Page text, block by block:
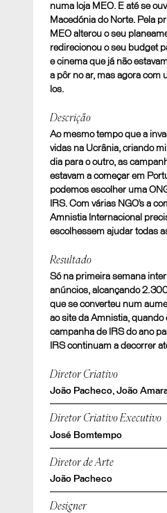
numa loja MEO. E até se
Macedónia do Norte. Pela
MEO alterou o seu
redirecionou o seu budget
e cinema que já não
a pôr no ar, mas agora com
los.
Descrição
Ao mesmo tempo que a
vidas na Ucrânia, criando
dia para o outro, as
estavam a começar em
podemos escolher uma
IRS. Com várias NGO’s a
Amnistia Internacional
escolhessem ajudar todas
Resultado
Só na primeira semana
anúncios, alcançando
que se converteu num
ao site da Amnistia,
campanha de IRS do ano
IRS continuam a decorrer
Diretor Criativo
João Pacheco, João
Diretor Criativo Executivo
José Bomtempo
Diretor de Arte
João Pacheco
Designer